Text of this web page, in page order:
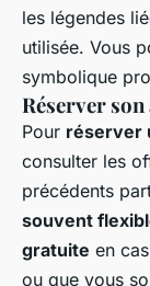
les légendes
utilisée. Vous
symbolique
Réserver
Pour réserver
consulter les
précédents
souvent
gratuite en
ou que vous